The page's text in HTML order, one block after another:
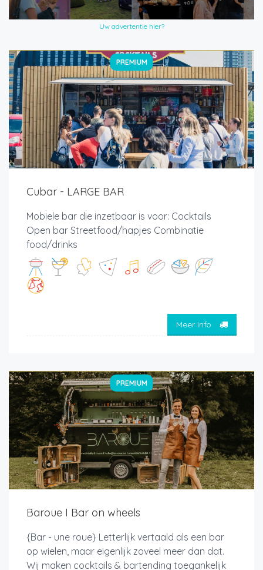
Uw advertentie hier?
PREMIUM
Cubar - LARGE BAR
Mobiele bar die inzetbaar is voor: Cocktails
Open bar Streetfood/hapjes Combinatie
food/drinks
Meer info
PREMIUM
Baroue I Bar on wheels
{Bar - une roue} Letterlijk vertaald als een bar
op wielen, maar eigenlijk zoveel meer dan dat.
Wij maken cocktails & bartending toegankelijk